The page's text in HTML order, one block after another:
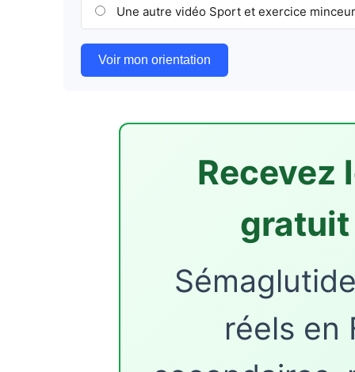
Une autre vidéo Sport et exercice minceur
Voir mon orientation
Recevez
réels en